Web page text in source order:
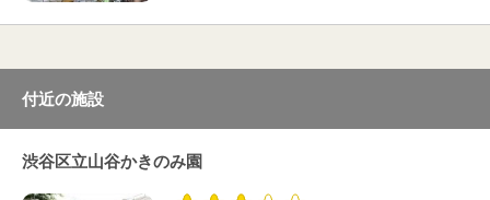
付近の施設
渋谷区立山谷かきのみ園